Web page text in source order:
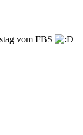
vom FBS